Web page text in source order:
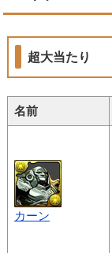
超大当たり
名前
カーン